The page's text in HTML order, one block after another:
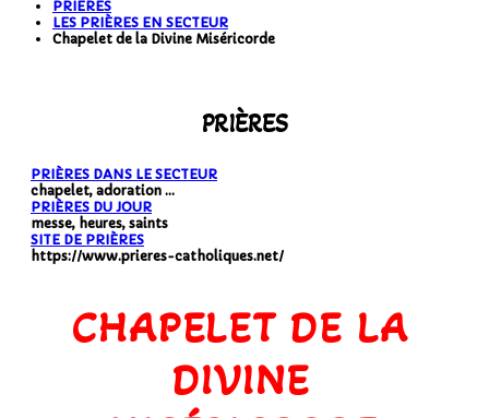
PRIERES
LES PRIÈRES EN SECTEUR
Chapelet de la Divine Miséricorde
PRIÈRES
PRIÈRES DANS LE SECTEUR
chapelet, adoration ...
PRIÈRES DU JOUR
messe, heures, saints
SITE DE PRIÈRES
https://www.prieres-catholiques.net/
CHAPELET DE LA
DIVINE